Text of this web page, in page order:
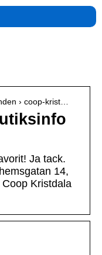
› coop-krist…
Ja tack.
14,
Kristdala